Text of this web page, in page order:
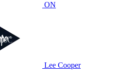
ON
Lee Cooper